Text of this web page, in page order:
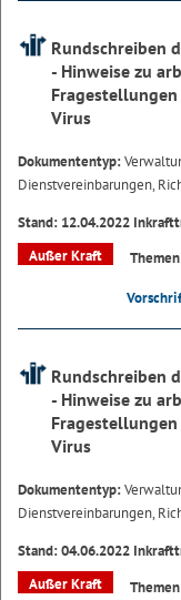
Rundschreiben
- Hinweise zu
Virus
Dokumententyp:
Dienstvereinbarungen,
Stand: 12.04.2022
Außer Kraft
Rundschreiben
- Hinweise zu
Virus
Dokumententyp:
Dienstvereinbarungen,
Stand: 04.06.2022
Außer Kraft